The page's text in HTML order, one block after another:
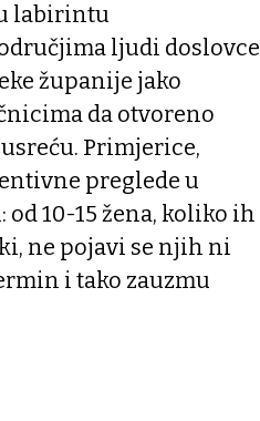
labirintu
ljudi doslovce
županije jako
da otvoreno
Primjerice,
preglede u
10-15 žena, koliko ih
ne pojavi se njih ni
i tako zauzmu